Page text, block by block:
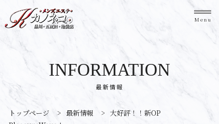
Menu
最新情報
INFORMATION
トップページ > 最新情報 > 大好評！！新OP